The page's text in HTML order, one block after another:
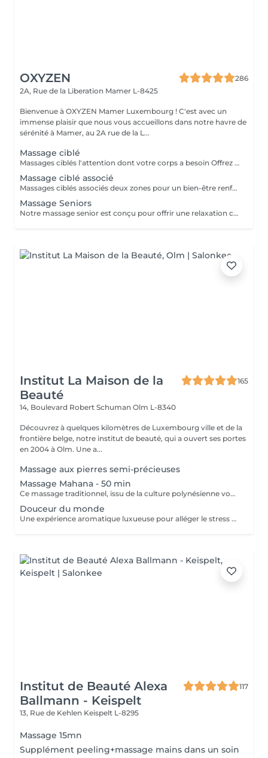
OXYZEN
286
2A, Rue de la Liberation Mamer L-8425
Bienvenue à OXYZEN Mamer Luxembourg ! C'est avec un
immense plaisir que nous vous accueillons dans notre havre de
sérénité à Mamer, au 2A rue de la L...
Massage ciblé
Massages ciblés l'attention dont votre corps a besoin Offrez à une zone précise de votre corps un moment de bien-être sur mesure. Selon vos besoins, choisissez un massage du dos pour relâcher les tensions, du ventre pour retrouver confort, du crâne ou du visage pour apaiser le mental, des mains pour une détente subtile, ou optez pour la réflexologie plantaire afin de rééquilibrer l'ensemble du corps. Ces massages ciblés permettent de s'évader du quotidien et d'accéder à une relaxation profonde, où le temps semble s'arrêter. Idéal aussi comme idée cadeau personnalisée. Déconseillé aux femmes enceintes. Pour en savoir plus, cliquez ici : https://www.oxyzen.lu/massages/massages-cibles.html Avertissement : Nos soins sont dédiés au bien-être et à la relaxation. Ils ne remplacent pas un suivi médical et ne relèvent pas de la kinésithérapie.
Massage ciblé associé
Massages ciblés associés deux zones pour un bien-être renforcé Offrez à votre corps une attention personnalisée en choisissant deux zones à combiner parmi : le dos pour relâcher les tensions, le ventre pour retrouver confort, le crâne ou le visage pour apaiser le mental, les mains pour une détente subtile, ou encore la réflexologie plantaire pour rééquilibrer l'ensemble du corps. Ce soin associe précision et profondeur pour une détente globale, un moment d'évasion où le stress disparaît et où le temps semble s'arrêter. Parfait aussi comme idée cadeau sur mesure. Déconseillé aux femmes enceintes. Pour en savoir plus, cliquez ici : https://www.oxyzen.lu Avertissement : Nos soins sont dédiés au bien-être et à la relaxation. Ils ne remplacent pas un suivi médical et ne relèvent pas de la kinésithérapie.
Massage Seniors
Notre massage senior est conçu pour offrir une relaxation ciblée, quelle que soit la zone sollicitée. Il vise à détendre les muscles, à atténuer les raideurs et à soulager certaines douleurs, notamment celles liées à des problèmes comme l'arthrose. Avec l'âge, des zones telles que la nuque ou le bas du dos ont tendance à se raidir et à perdre en souplesse. Le massage de ces zones permet à la personne de retrouver un meilleur confort et une plus grande mobilité. Nous avons pris le temps d'étudier chaque détail pour vous offrir une expérience de bien-être authentique, vous permettant de vous évader du stress quotidien et de vous détendre pleinement. Découvrez également nos offres spéciales avec nos cartes FORFAITS disponibles sur notre site Web. Idéal également comme idée cadeau originale, pour surprendre et faire plaisir. Pour en savoir plus et découvrir l'ensemble de nos prestations, cliquez ici : https://www.oxyzen.lu Avertissement : Nos soins sont dédiés au bien-être et à la relaxation. Ils ne remplacent pas un suivi médical et ne relèvent pas de la kinésithérapie.
Institut La Maison de la
Beauté
165
14, Boulevard Robert Schuman Olm L-8340
Découvrez à quelques kilomètres de Luxembourg ville et de la
frontière belge, notre institut de beauté, qui a ouvert ses portes
en 2004 à Olm. Une a...
Massage aux pierres semi-précieuses
Massage Mahana - 50 min
Ce massage traditionnel, issu de la culture polynésienne vous invite à un moment privilégié d'extrême sensorialité. En quelques secondes, tous les sens sont sollicités par les notes suaves et envoûtantes des Fleurs de Frangipaniers, par le chant du ressac, par le doux bercement du corps au rythme des vagues. Des manuvres lentes et puissantes, accomplies par les mains, les avant-bras et des ballotins de sable chaud procurent un sentiment de détente et d'évasion absolue.
Douceur du monde
Une expérience aromatique luxueuse pour alléger le stress et la tension. Ce massage relaxera votre corps et votre esprit en profondeur. Il vous procurera un sentiment de bien-être, de décontraction des muscles, une meilleure circulation sanguine, de l'hydratation et de la tonicité.
Institut de Beauté Alexa
Ballmann - Keispelt
117
13, Rue de Kehlen Keispelt L-8295
Massage 15mn
Supplément peeling+massage mains dans un soin